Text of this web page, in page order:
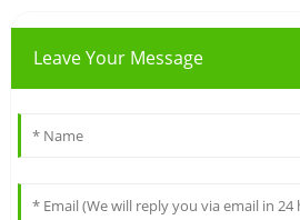
Leave Your Message